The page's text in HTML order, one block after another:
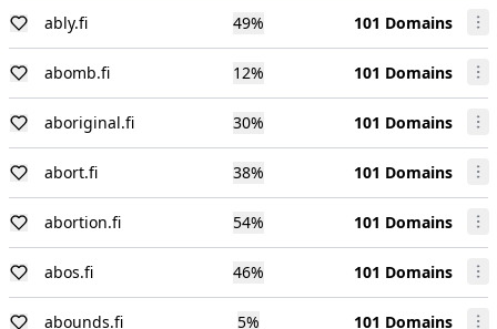
ably.fi 49% 101 Domains
abomb.fi 12% 101 Domains
aboriginal.fi 30% 101 Domains
abort.fi 38% 101 Domains
abortion.fi 54% 101 Domains
abos.fi 46% 101 Domains
abounds.fi 5% 101 Domains